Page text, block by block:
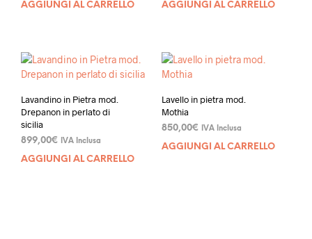
AGGIUNGI AL CARRELLO AGGIUNGI AL CARRELLO
Lavandino in Pietra mod.
Drepanon in perlato di
sicilia
899,00€ IVA Inclusa
AGGIUNGI AL CARRELLO
Lavello in pietra mod.
Mothia
850,00€ IVA Inclusa
AGGIUNGI AL CARRELLO